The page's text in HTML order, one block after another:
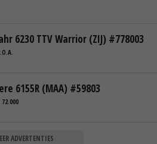
6230 TTV Warrior (ZIJ) #778003
6155R (MAA) #59803
72.000
ADVERTENTIES